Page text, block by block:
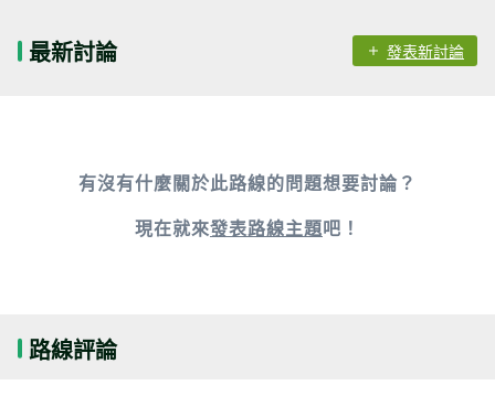
最新討論 發表新討論
有沒有什麼關於此路線的問題想要討論？
現在就來發表路線主題吧！
路線評論